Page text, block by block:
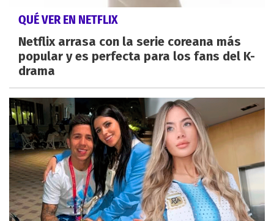
QUÉ VER EN NETFLIX
Netflix arrasa con la serie coreana más
popular y es perfecta para los fans del K-
drama